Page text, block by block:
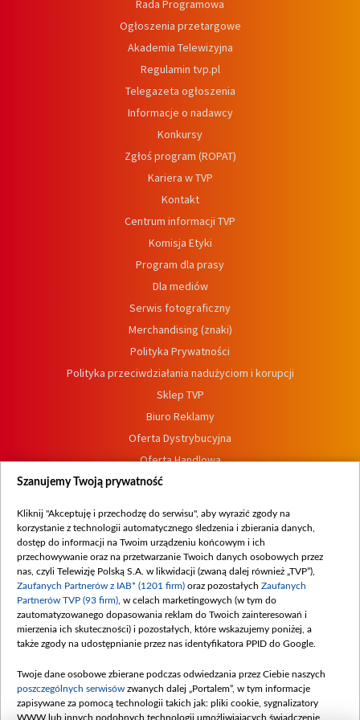
Rada Programowa
Ogłoszenia przetargowe
Akademia Telewizyjna
Regulamin tvp.pl
Telegazeta ogłoszenia
Informacje o nadawcy
Konkursy
Zgłoś program (ROPAT)
Kariera w TVP
Kontakt
Centrum informacji TVP
Komisja Etyki
Program dla prasy
Dla mediów
Serwis fotograficzny
Merchandising (znaki)
Polityka Prywatności
Polityka przeciwdziałania nadużyciom i korupcji
Sklep TVP
Biuro Reklamy
Oferta Dystrybucyjna
Oferta Handlowa
Dostępność
Procedura zgłoszeń wewnętrznych
Szanujemy Twoją prywatność
Kliknij "Akceptuję i przechodzę do serwisu", aby wyrazić zgody na
korzystanie z technologii automatycznego śledzenia i zbierania danych,
dostęp do informacji na Twoim urządzeniu końcowym i ich
przechowywanie oraz na przetwarzanie Twoich danych osobowych przez
nas, czyli Telewizję Polską S.A. w likwidacji (zwaną dalej również „TVP”),
Zaufanych Partnerów z IAB* (1201 firm) oraz pozostałych Zaufanych
Partnerów TVP (93 firm) , w celach marketingowych (w tym do
zautomatyzowanego dopasowania reklam do Twoich zainteresowań i
mierzenia ich skuteczności) i pozostałych, które wskazujemy poniżej, a
także zgody na udostępnianie przez nas identyfikatora PPID do Google.
Twoje dane osobowe zbierane podczas odwiedzania przez Ciebie naszych
poszczególnych serwisów zwanych dalej „Portalem”, w tym informacje
zapisywane za pomocą technologii takich jak: pliki cookie, sygnalizatory
WWW lub innych podobnych technologii umożliwiających świadczenie